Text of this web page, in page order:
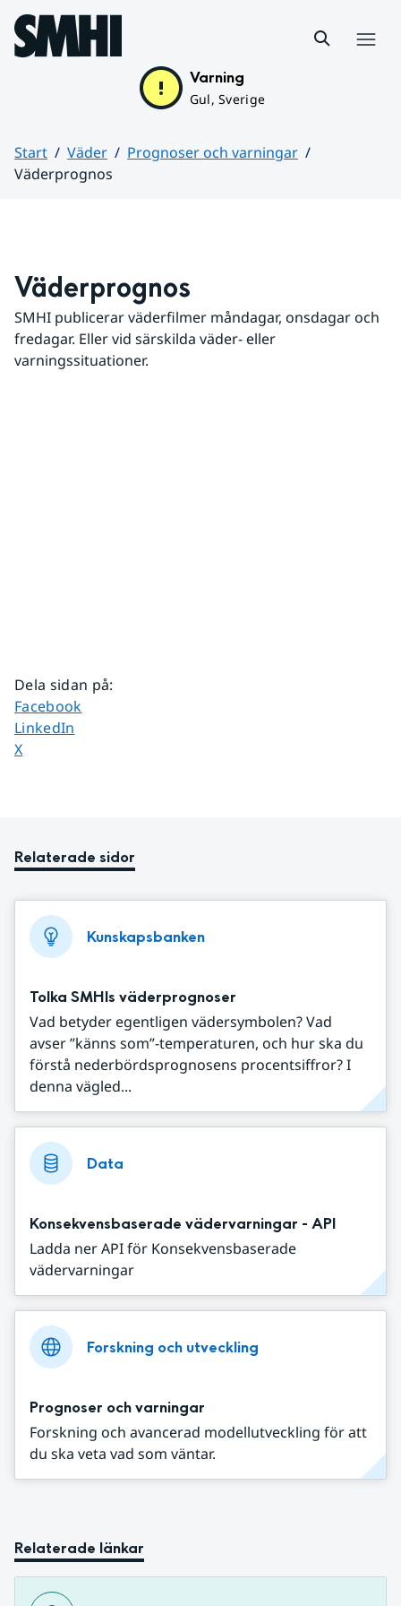
Hoppa till sidans innehåll
Varning
Gul, Sverige
Start Väder
Prognoser och varningar
Väderprognos
Väderprognos
SMHI publicerar väderfilmer måndagar, onsdagar och
fredagar. Eller vid särskilda väder- eller
varningssituationer.
Dela sidan på:
Dela sidan på
Facebook
Dela sidan på
LinkedIn
Dela sidan på
X
Relaterade sidor
Kunskapsbanken
Tolka SMHIs väderprognoser
Vad betyder egentligen vädersymbolen? Vad
avser ”känns som”-temperaturen, och hur ska du
förstå nederbördsprognosens procentsiffror? I
denna vägled...
Data
Konsekvensbaserade vädervarningar - API
Ladda ner API för Konsekvensbaserade
vädervarningar
Forskning och utveckling
Prognoser och varningar
Forskning och avancerad modellutveckling för att
du ska veta vad som väntar.
Relaterade länkar